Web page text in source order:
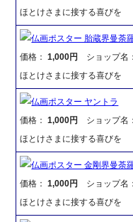
ほとけさまに接する喜びを
仏画ポスター 胎蔵界曼荼
価格：1,000円
ショップ名
ほとけさまに接する喜びを
仏画ポスター ヤントラ
価格：1,000円
ショップ名
ほとけさまに接する喜びを
仏画ポスター 金剛界曼荼
価格：1,000円
ショップ名
ほとけさまに接する喜びを